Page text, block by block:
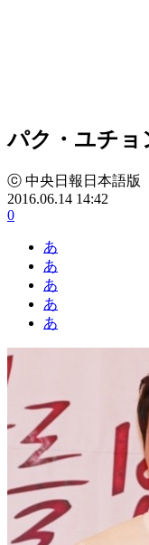
パク・ユチョ
ⓒ 中央日報日本語版
2016.06.14 14:42
0
あ
あ
あ
あ
あ